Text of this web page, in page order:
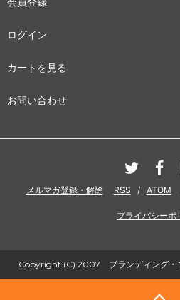
ログイン
カートを見る
お問い合わせ
メルマガ登録・解除 RSS / ATOM
プライバシーポ
Copyright (C) 2007 ブランディング・